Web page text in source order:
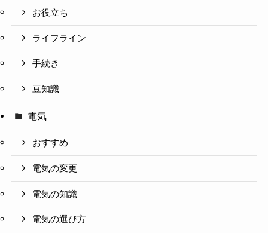
お役立ち
ライフライン
手続き
豆知識
電気
おすすめ
電気の変更
電気の知識
電気の選び方